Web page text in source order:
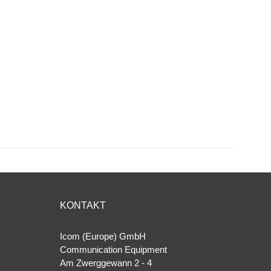
KONTAKT
Icom (Europe) GmbH
Communication Equipment
Am Zwerggewann 2 ‐ 4